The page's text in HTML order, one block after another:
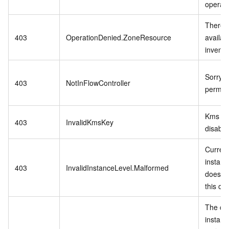
403 OperationDenied.ZoneResource
There
403 NotInFlowController
403 InvalidKmsKey
Kms
403 InvalidInstanceLevel.Malformed
does
this
The